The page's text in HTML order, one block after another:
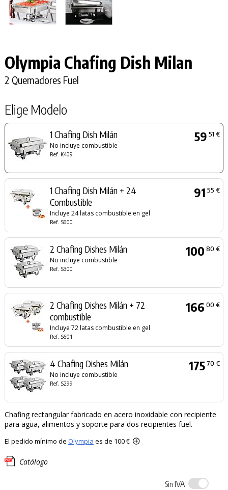
Olympia Chafing Dish Milan
2 Quemadores Fuel
Elige Modelo
1 Chafing Dish Milán
No incluye combustible
Ref. K409
59 51 €
1 Chafing Dish Milán + 24
Combustible
Incluye 24 latas combustible en gel
Ref. S600
91 55 €
2 Chafing Dishes Milán
No incluye combustible
Ref. S300
100 80 €
2 Chafing Dishes Milán + 72
combustible
Incluye 72 latas combustible en gel
Ref. S601
166 00 €
4 Chafing Dishes Milán
No incluye combustible
Ref. S299
175 70 €
Chafing rectangular fabricado en acero inoxidable con recipiente
para agua, alimentos y soporte para dos recipientes fuel.
El pedido mínimo de Olympia es de 100 €
Catálogo
Sin IVA